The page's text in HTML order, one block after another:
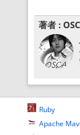
著者 :
Ruby
Apache